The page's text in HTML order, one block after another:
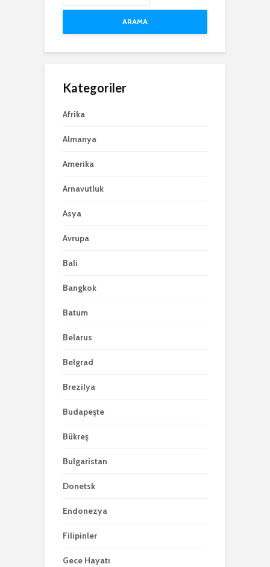
ARAMA
Kategoriler
Afrika
Almanya
Amerika
Arnavutluk
Asya
Avrupa
Bali
Bangkok
Batum
Belarus
Belgrad
Brezilya
Budapeşte
Bükreş
Bulgaristan
Donetsk
Endonezya
Filipinler
Gece Hayatı